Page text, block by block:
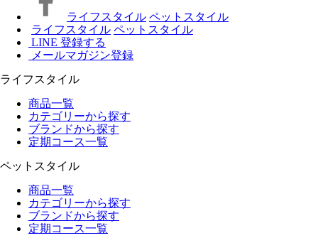
ライフスタイル ペットスタイル
ライフスタイル ペットスタイル
LINE 登録する
メールマガジン登録
ライフスタイル
商品一覧
カテゴリーから探す
ブランドから探す
定期コース一覧
ペットスタイル
商品一覧
カテゴリーから探す
ブランドから探す
定期コース一覧